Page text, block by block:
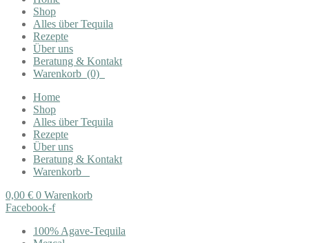
Shop
Alles über Tequila
Rezepte
Über uns
Beratung & Kontakt
Warenkorb (0)
Home
Shop
Alles über Tequila
Rezepte
Über uns
Beratung & Kontakt
Warenkorb
0,00 € 0 Warenkorb
Facebook-f
100% Agave-Tequila